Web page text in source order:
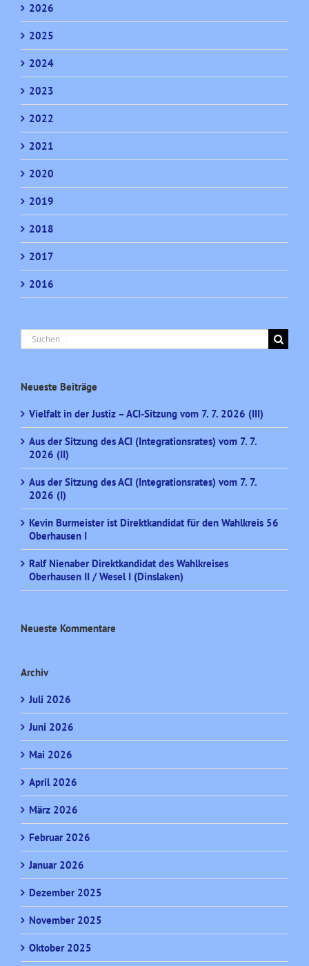
2026
2025
2024
2023
2022
2021
2020
2019
2018
2017
2016
Suche
nach:
Neueste Beiträge
Vielfalt in der Justiz – ACI-Sitzung vom 7. 7. 2026 (III)
Aus der Sitzung des ACI (Integrationsrates) vom 7. 7.
2026 (II)
Aus der Sitzung des ACI (Integrationsrates) vom 7. 7.
2026 (I)
Kevin Burmeister ist Direktkandidat für den Wahlkreis 56
Oberhausen I
Ralf Nienaber Direktkandidat des Wahlkreises
Oberhausen II / Wesel I (Dinslaken)
Neueste Kommentare
Archiv
Juli 2026
Juni 2026
Mai 2026
April 2026
März 2026
Februar 2026
Januar 2026
Dezember 2025
November 2025
Oktober 2025